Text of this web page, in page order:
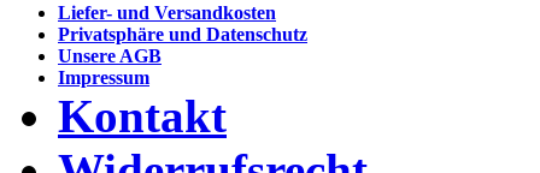
Liefer- und Versandkosten
Privatsphäre und Datenschutz
Unsere AGB
Impressum
Kontakt